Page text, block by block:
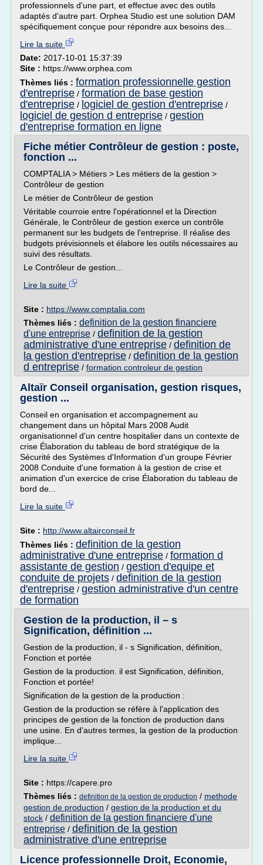
professionnels d'une part, et effectue avec des outils
adaptés d'autre part. Orphea Studio est une solution DAM
spécifiquement conçue pour répondre aux besoins des...
Lire la suite
Date: 2017-10-01 15:37:39
Site : https://www.orphea.com
Thèmes liés : formation professionnelle gestion
d'entreprise / formation de base gestion
d'entreprise / logiciel de gestion d'entreprise /
logiciel de gestion d entreprise / gestion
d'entreprise formation en ligne
Fiche métier Contrôleur de gestion : poste,
fonction ...
COMPTALIA > Métiers > Les métiers de la gestion >
Contrôleur de gestion
Le métier de Contrôleur de gestion
Véritable courroie entre l'opérationnel et la Direction
Générale, le Contrôleur de gestion exerce un contrôle
permanent sur les budgets de l'entreprise. Il réalise des
budgets prévisionnels et élabore les outils nécessaires au
suivi des résultats.
Le Contrôleur de gestion...
Lire la suite
Site : https://www.comptalia.com
Thèmes liés : definition de la gestion financiere
d'une entreprise / definition de la gestion
administrative d'une entreprise / definition de
la gestion d'entreprise / definition de la gestion
d entreprise / formation controleur de gestion
Altaïr Conseil organisation, gestion risques,
gestion ...
Conseil en organisation et accompagnement au
changement dans un hôpital Mars 2008 Audit
organisationnel d'un centre hospitalier dans un contexte de
crise Élaboration du tableau de bord stratégique de la
Sécurité des Systèmes d'Information d'un groupe Février
2008 Conduite d'une formation à la gestion de crise et
animation d'un exercice de crise Élaboration du tableau de
bord de...
Lire la suite
Site : http://www.altairconseil.fr
Thèmes liés : definition de la gestion
administrative d'une entreprise / formation d
assistante de gestion / gestion d'equipe et
conduite de projets / definition de la gestion
d'entreprise / gestion administrative d'un centre
de formation
Gestion de la production, il – s
Signification, définition ...
Gestion de la production, il - s Signification, définition,
Fonction et portée
Gestion de la production. il est Signification, définition,
Fonction et portée!
Signification de la gestion de la production :
Gestion de la production se réfère à l'application des
principes de gestion de la fonction de production dans
une usine. En d'autres termes, la gestion de la production
implique...
Lire la suite
Site : https://capere.pro
Thèmes liés : definition de la gestion de production / methode
gestion de production / gestion de la production et du
stock / definition de la gestion financiere d'une
entreprise / definition de la gestion
administrative d'une entreprise
Licence professionnelle Droit, Economie,